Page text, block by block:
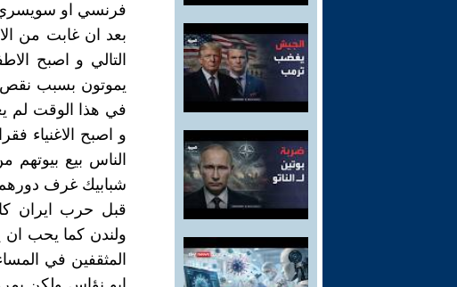
فرنسي او سويسري
بعد ان غابت من
التالي و اصبح
يموتون بسبب نقص
في هذا الوقت لم
الناس بيع
شبابيك غرف دورهم
قبل حرب ايران
ولندن كما يحب ان
المثقفين في